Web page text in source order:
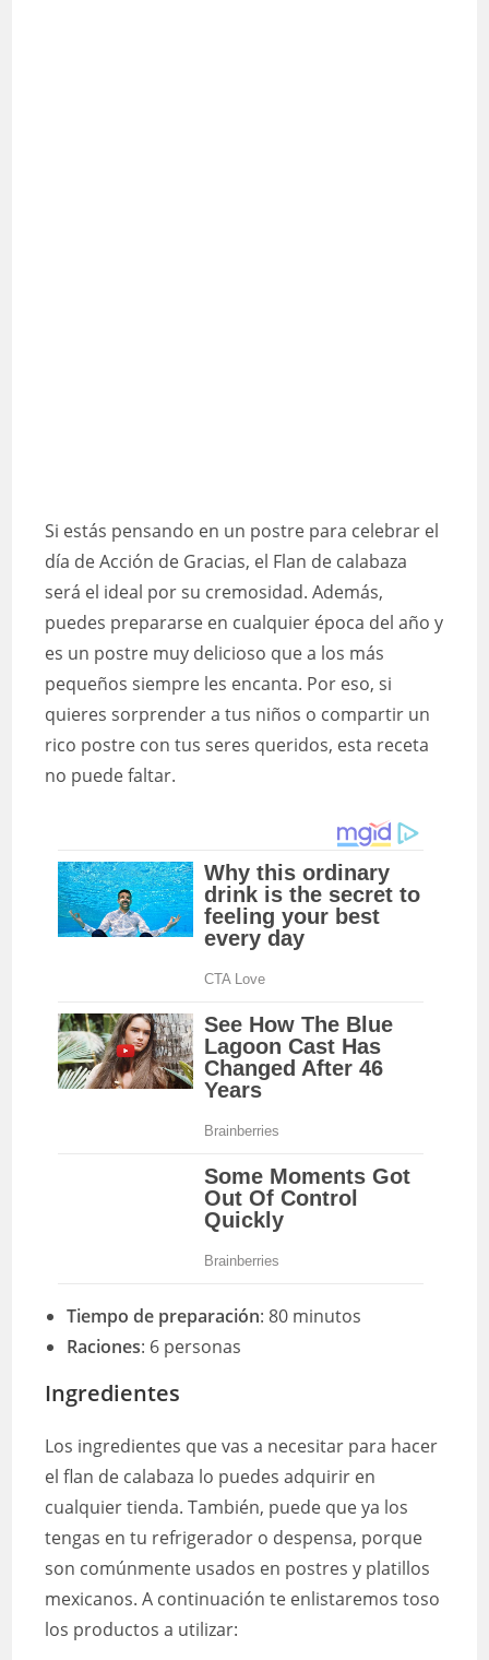
Si estás pensando en un postre para celebrar el
día de Acción de Gracias, el Flan de calabaza
será el ideal por su cremosidad. Además,
puedes prepararse en cualquier época del año y
es un postre muy delicioso que a los más
pequeños siempre les encanta. Por eso, si
quieres sorprender a tus niños o compartir un
rico postre con tus seres queridos, esta receta
no puede faltar.
Tiempo de preparación: 80 minutos
Raciones: 6 personas
Ingredientes
Los ingredientes que vas a necesitar para hacer
el flan de calabaza lo puedes adquirir en
cualquier tienda. También, puede que ya los
tengas en tu refrigerador o despensa, porque
son comúnmente usados en postres y platillos
mexicanos. A continuación te enlistaremos toso
los productos a utilizar: